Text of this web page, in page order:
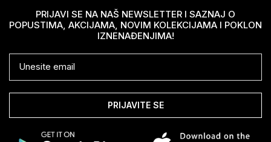
PRIJAVI SE NA NAŠ NEWSLETTER I SAZNAJ O
POPUSTIMA, AKCIJAMA, NOVIM KOLEKCIJAMA I POKLON
IZNENAĐENJIMA!
PRIJAVITE SE